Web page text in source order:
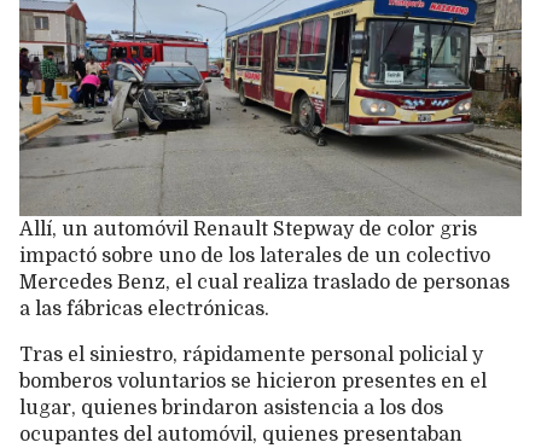
Allí, un automóvil Renault Stepway de color gris
impactó sobre uno de los laterales de un colectivo
Mercedes Benz, el cual realiza traslado de personas
a las fábricas electrónicas.
Tras el siniestro, rápidamente personal policial y
bomberos voluntarios se hicieron presentes en el
lugar, quienes brindaron asistencia a los dos
ocupantes del automóvil, quienes presentaban